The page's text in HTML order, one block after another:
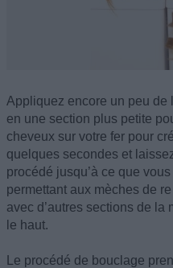
Appliquez encore un peu de
en une section plus petite
cheveux sur votre fer pour
quelques secondes et
procédé jusqu’à ce que
permettant aux mèches de
avec d’autres sections de la
le haut.
Le procédé de bouclage